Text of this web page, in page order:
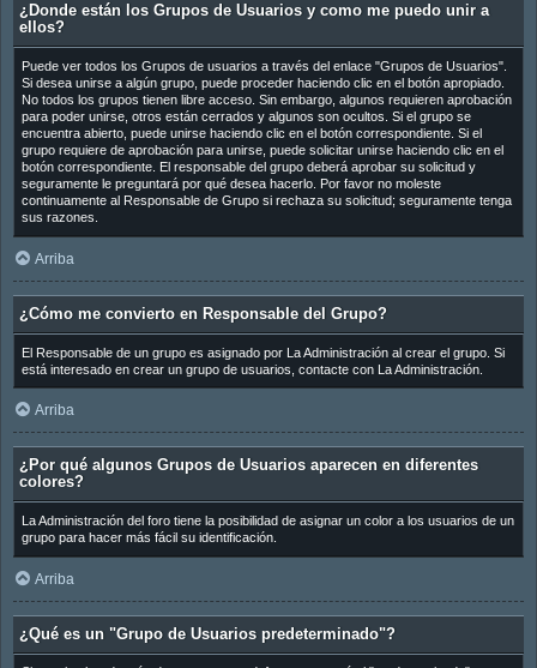
¿Donde están los Grupos de Usuarios y como me puedo unir a
ellos?
Puede ver todos los Grupos de usuarios a través del enlace "Grupos de Usuarios".
Si desea unirse a algún grupo, puede proceder haciendo clic en el botón apropiado.
No todos los grupos tienen libre acceso. Sin embargo, algunos requieren aprobación
para poder unirse, otros están cerrados y algunos son ocultos. Si el grupo se
encuentra abierto, puede unirse haciendo clic en el botón correspondiente. Si el
grupo requiere de aprobación para unirse, puede solicitar unirse haciendo clic en el
botón correspondiente. El responsable del grupo deberá aprobar su solicitud y
seguramente le preguntará por qué desea hacerlo. Por favor no moleste
continuamente al Responsable de Grupo si rechaza su solicitud; seguramente tenga
sus razones.
Arriba
¿Cómo me convierto en Responsable del Grupo?
El Responsable de un grupo es asignado por La Administración al crear el grupo. Si
está interesado en crear un grupo de usuarios, contacte con La Administración.
Arriba
¿Por qué algunos Grupos de Usuarios aparecen en diferentes
colores?
La Administración del foro tiene la posibilidad de asignar un color a los usuarios de un
grupo para hacer más fácil su identificación.
Arriba
¿Qué es un "Grupo de Usuarios predeterminado"?